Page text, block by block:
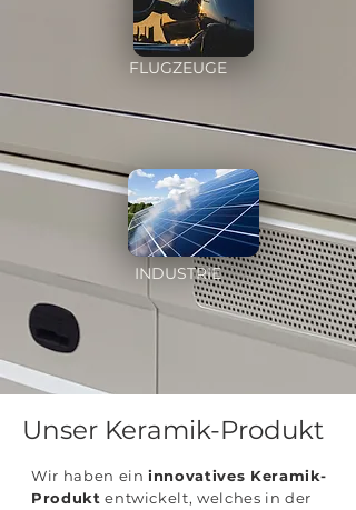
FLUGZEUGE
INDUSTRIE
Unser Keramik-Produkt
Wir haben eininnovatives Keramik-
Produkt entwickelt, welches in der